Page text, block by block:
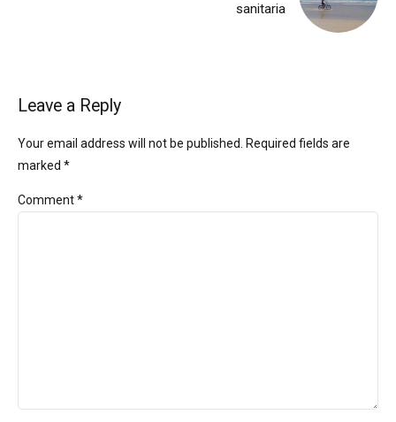
sanitaria
Leave a Reply
Your email address will not be published. Required fields are
marked *
Comment*